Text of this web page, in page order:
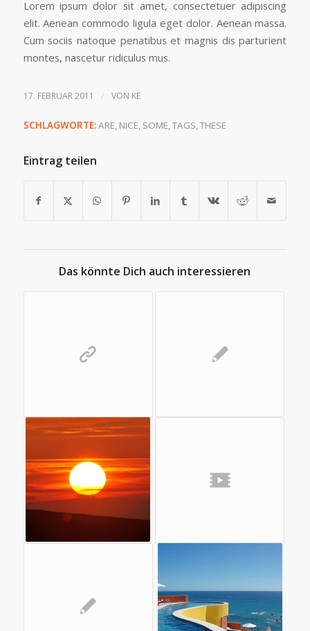
Lorem ipsum dolor sit amet, consectetuer adipiscing
elit. Aenean commodo ligula eget dolor. Aenean massa.
Cum sociis natoque penatibus et magnis dis parturient
montes, nascetur ridiculus mus.
17. FEBRUAR 2011 / VON KE
SCHLAGWORTE:ARE NICE SOME TAGS THESE
Eintrag teilen
Das könnte Dich auch interessieren